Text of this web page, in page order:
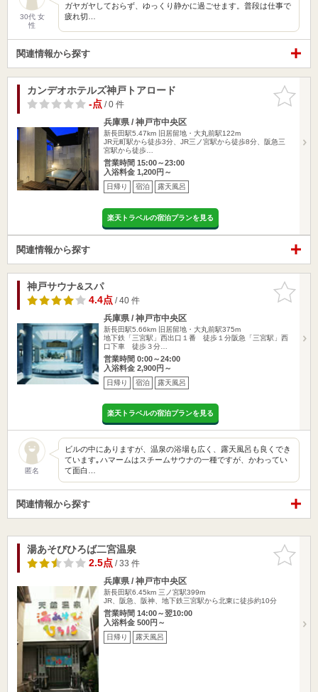
30代 女
性
ガヤガヤしておらず、ゆっくり静かに過ごせます。普段は仕事で
疲れ切…
関連情報から探す
お気に入
りに追加
カンデオホテルズ神戸トアロード
-点/ 0 件
兵庫県 / 神戸市中央区
新長田駅5.47km
旧居留地・大丸前駅122m
JR元町駅から徒歩3分、JR三ノ宮駅から徒歩8分、阪急三
宮駅から徒歩…
営業時間 15:00～23:00
入浴料金 1,200円～
日帰り 宿泊 露天風呂
楽天トラベルの宿泊プランを見る
関連情報から探す
お気に入
りに追加
神戸サウナ&スパ
4.4点/ 40 件
兵庫県 / 神戸市中央区
新長田駅5.66km
旧居留地・大丸前駅375m
地下鉄「三宮駅」西出口１番 徒歩１分阪急「三宮駅」西
口下車 徒歩３分…
営業時間 0:00～24:00
入浴料金 2,900円～
日帰り 宿泊 露天風呂
楽天トラベルの宿泊プランを見る
匿名
ビルの中にありますが、温泉の浴場も広く、露天風呂も良くでき
ています｡ハマームはスチームサウナの一種ですが、かわってい
て面白…
関連情報から探す
お気に入
りに追加
湯あそびひろば二宮温泉
2.5点/ 33 件
兵庫県 / 神戸市中央区
新長田駅6.45km 三ノ宮駅399m
JR、阪急、阪神、地下鉄三宮駅から北東に徒歩約10分
営業時間 14:00～翌10:00
入浴料金 500円～
日帰り 露天風呂